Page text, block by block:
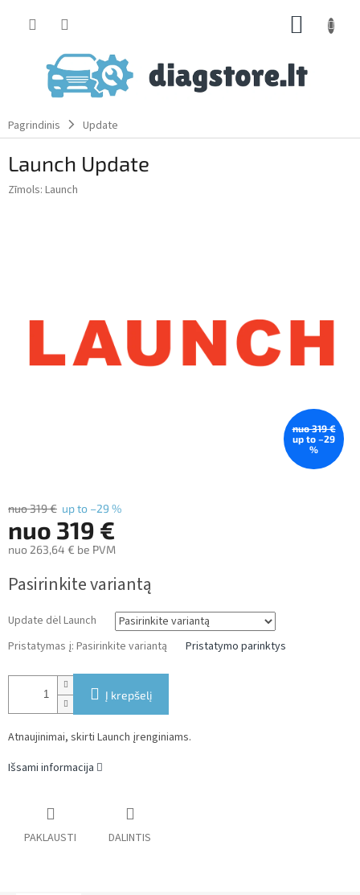
Pagrindinis Update
Launch Update
Zīmols: Launch
nuo 319 €
up to –29
%
nuo 319 € up to –29 %
nuo 319 €
nuo 263,64 € be PVM
price:
Pasirinkite variantą
Update dėl Launch
Pristatymas į: Pasirinkite variantą Pristatymo parinktys
Į krepšelį
Atnaujinimai, skirti Launch įrenginiams.
Išsami informacija
PAKLAUSTI DALINTIS